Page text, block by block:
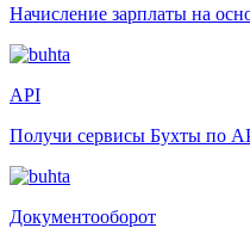
Начисление зарплаты на
API
Получи сервисы Бухты по
Документооборот